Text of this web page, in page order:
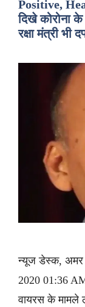
Positive,
दिखे कोरोना
रक्षा मंत्री भी
न्यूज डेस्क, अमर
2020 01:36
वायरस के मामले